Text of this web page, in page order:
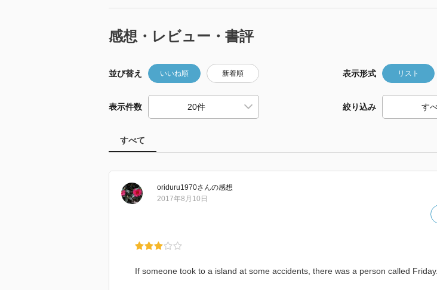
感想・レビュー・書評
並び替え いいね順 新着順 表示形式 リスト
表示件数 絞り込み
すべて
oriduru1970さんの感想
2017年8月10日
If someone took to a island at some accidents, there was a person called Friday.